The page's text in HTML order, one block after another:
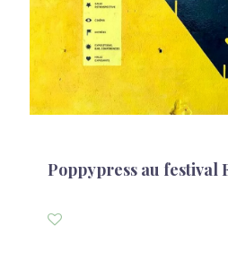
Poppypress au festival